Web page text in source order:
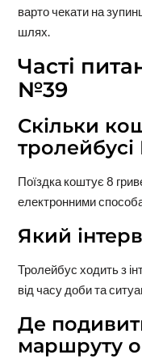
варто чекати на
шлях.
Часті
№39
Скільки
Поїздка коштує 8
електронними
Який
Тролейбус ходить з
від часу доби та
Де
маршруту